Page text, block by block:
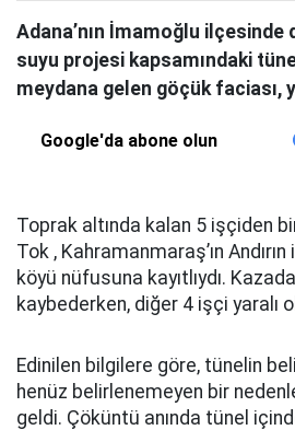
Adana’nın İmamoğlu ilçesinde
suyu projesi kapsamındaki
meydana gelen göçük faciası,
Google'da abone olun
Toprak altında kalan 5 işçiden
Tok , Kahramanmaraş’ın
köyü nüfusuna kayıtlıydı.
kaybederken, diğer 4 işçi yaralı
Edinilen bilgilere göre, tünelin
henüz belirlenemeyen bir
geldi. Çöküntü anında tünel